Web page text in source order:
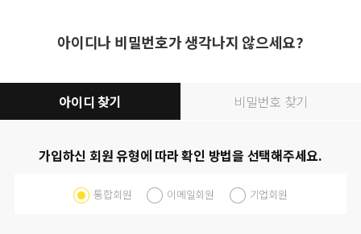
아이디나 비밀번호가 생각나지 않으세요?
아이디 찾기 비밀번호 찾기
가입하신 회원 유형에 따라 확인 방법을 선택해주세요.
통합회원 이메일회원 기업회원